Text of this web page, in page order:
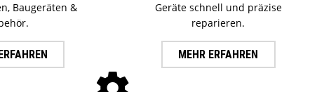
Baugeräten &
Geräte schnell und präzise
reparieren.
MEHR ERFAHREN